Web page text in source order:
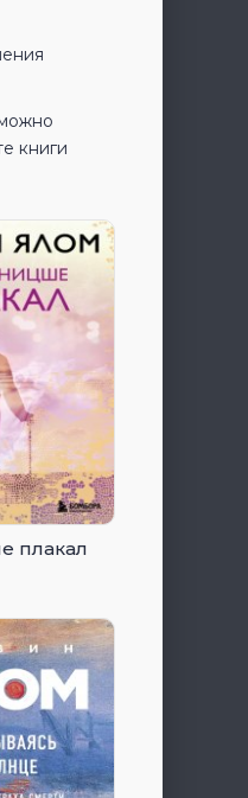
книги
плакал